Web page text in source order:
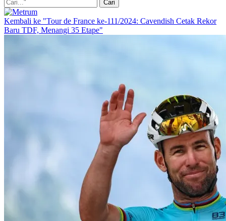
Kembali ke "Tour de France ke-111/2024: Cavendish Cetak Rekor
Baru TDF, Menangi 35 Etape"